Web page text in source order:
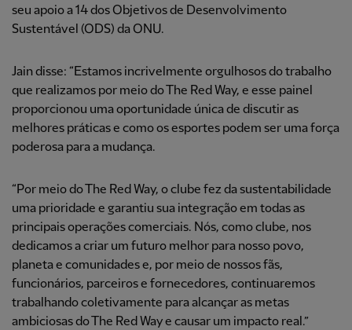
seu apoio a 14 dos Objetivos de Desenvolvimento
Sustentável (ODS) da ONU.
Jain disse: “Estamos incrivelmente orgulhosos do trabalho
que realizamos por meio do The Red Way, e esse painel
proporcionou uma oportunidade única de discutir as
melhores práticas e como os esportes podem ser uma força
poderosa para a mudança.
“Por meio do The Red Way, o clube fez da sustentabilidade
uma prioridade e garantiu sua integração em todas as
principais operações comerciais. Nós, como clube, nos
dedicamos a criar um futuro melhor para nosso povo,
planeta e comunidades e, por meio de nossos fãs,
funcionários, parceiros e fornecedores, continuaremos
trabalhando coletivamente para alcançar as metas
ambiciosas do The Red Way e causar um impacto real.”